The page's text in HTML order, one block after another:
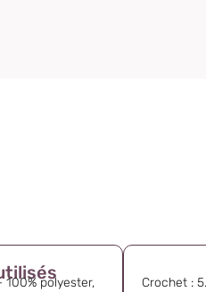
100% polyester,
Crochet :